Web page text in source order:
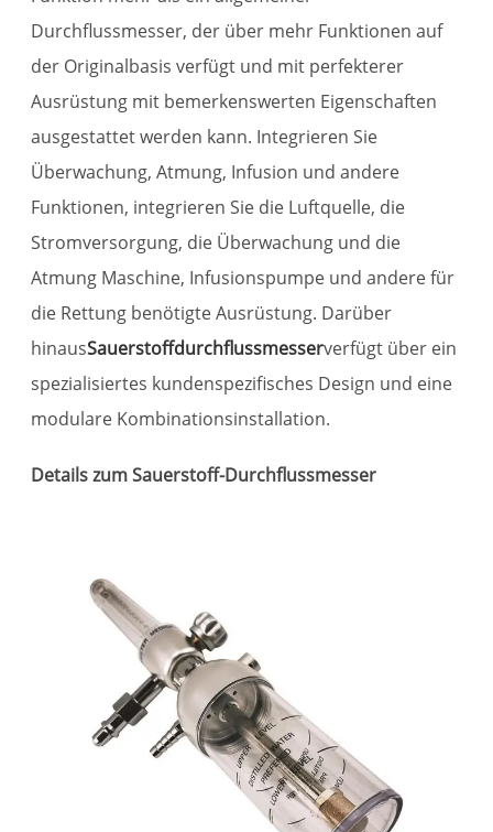
Durchflussmesser, der über mehr Funktionen auf
der Originalbasis verfügt und mit perfekterer
Ausrüstung mit bemerkenswerten Eigenschaften
ausgestattet werden kann. Integrieren Sie
Überwachung, Atmung, Infusion und andere
Funktionen, integrieren Sie die Luftquelle, die
Stromversorgung, die Überwachung und die
Atmung Maschine, Infusionspumpe und andere für
die Rettung benötigte Ausrüstung. Darüber
hinausSauerstoffdurchflussmesserverfügt über ein
spezialisiertes kundenspezifisches Design und eine
modulare Kombinationsinstallation.
Details zum Sauerstoff-Durchflussmesser